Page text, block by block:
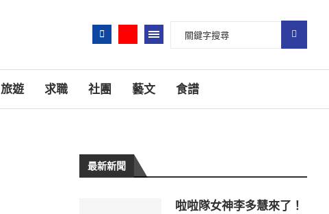
旅遊 求職 社團 藝文 食譜
最新新聞
啦啦隊女神李多慧來了！